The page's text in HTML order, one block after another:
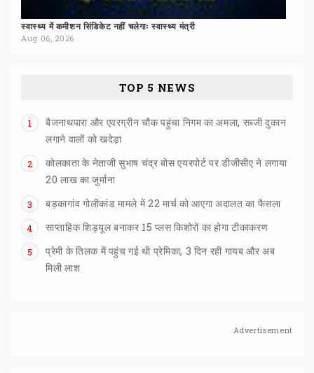
स्वास्थ्य में कमीशन सिंडिकेट नहीं चलेगाः स्वास्थ्य मंत्री
Aug 06, 2026
TOP 5 NEWS
1
बैजनाथपारा और एवरग्रीन चौक पहुंचा निगम का अमला, सब्जी दुकान
लगाने वालों को खदेड़ा
2
कोलकाता के नेताजी सुभाष चंद्र बोस एयरपोर्ट पर डीजीसीए ने लगाया
20 लाख का जुर्माना
3 बड़कागांव गोलीकांड मामले में22 मार्च कोआएगाअदालत का फैसला
4 साप्ताहिकशिड्यूलबनाकर 15 प्लसकिशोरों काहोगाटीकाकरण
5
प्रेमी के तिलक में पहुंच गई थी प्रेमिका, 3 दिन रही गायब और अब
मिली लाश
Advertisement